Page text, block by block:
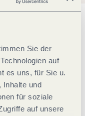
Sie der
auf
es uns, für Sie u.
Inhalte und
für soziale
auf unsere